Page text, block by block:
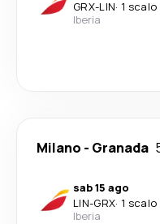
GRX-LIN· 1 scalo
Iberia
Milano - Granada
sab 15 ago
LIN-GRX· 1 scalo
Iberia